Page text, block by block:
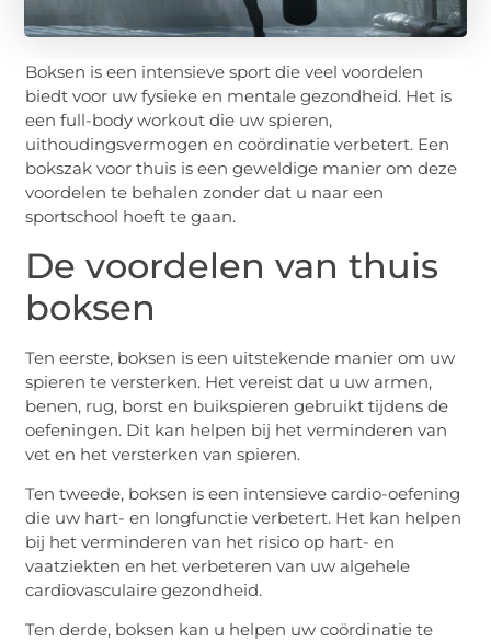
Boksen is een intensieve sport die veel voordelen
biedt voor uw fysieke en mentale gezondheid. Het is
een full-body workout die uw spieren,
uithoudingsvermogen en coördinatie verbetert. Een
bokszak voor thuis is een geweldige manier om deze
voordelen te behalen zonder dat u naar een
sportschool hoeft te gaan.
De voordelen van thuis
boksen
Ten eerste, boksen is een uitstekende manier om uw
spieren te versterken. Het vereist dat u uw armen,
benen, rug, borst en buikspieren gebruikt tijdens de
oefeningen. Dit kan helpen bij het verminderen van
vet en het versterken van spieren.
Ten tweede, boksen is een intensieve cardio-oefening
die uw hart- en longfunctie verbetert. Het kan helpen
bij het verminderen van het risico op hart- en
vaatziekten en het verbeteren van uw algehele
cardiovasculaire gezondheid.
Ten derde, boksen kan u helpen uw coördinatie te